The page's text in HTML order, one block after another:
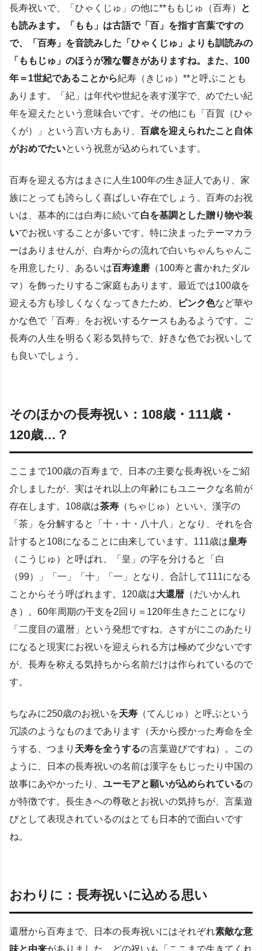
長寿祝いで、「ひゃくじゅ」の他に**ももじゅ（百寿）
と
も読みます。「もも」は古語で「百」を指す言葉ですの
で、「百寿」を音読みした「ひゃくじゅ」よりも訓読みの
「ももじゅ」のほうが雅な響きがありますね。また、100
年＝1世紀であることから紀寿（きじゅ）**と呼ぶことも
あります。「紀」は年代や世紀を表す漢字で、めでたい紀
年を迎えたという意味合いです。その他にも「百賀（ひゃ
くが）」という言い方もあり、 百歳を迎えられたこと自体
がおめでたいという祝意が込められています。
百寿を迎える方はまさに人生100年の生き証人であり、家
族にとっても誇らしく喜ばしい存在でしょう。百寿のお祝
いは、基本的には白寿に続いて白を基調とした贈り物や装
いでお祝いすることが多いです。特に決まったテーマカラ
ーはありませんが、白寿からの流れで白いちゃんちゃんこ
を用意したり、あるいは百寿達磨 （100寿と書かれたダル
マ）を飾ったりするご家庭もあります。最近では100歳を
迎える方も珍しくなくなってきたため、
ピンク色など華や
かな色で「百寿」をお祝いするケースもあるようです。ご
長寿の人生を明るく彩る気持ちで、好きな色でお祝いして
も良いでしょう。
そのほかの長寿祝い：108歳・111歳・
120歳…？
ここまで100歳の百寿まで、日本の主要な長寿祝いをご紹
介しましたが、実はそれ以上の年齢にもユニークな名前が
存在します。108歳は茶寿 （ちゃじゅ）といい、漢字の
「茶」を分解すると「十・十・八十八」となり、それを合
計すると108になることに由来しています。111歳は皇寿
（こうじゅ）と呼ばれ、「皇」の字を分けると「白
（99）」「一」「十」「一」となり、合計して111になる
ことからそう呼ばれます。120歳は大還暦 （だいかんれ
き）。60年周期の干支を2回り＝120年生きたことになり
「二度目の還暦」という発想ですね。さすがにこのあたり
になると現実にお祝いを迎えられる方は極めて少ないです
が、長寿を称える気持ちから名前だけは作られているので
す。
ちなみに250歳のお祝いを天寿 （てんじゅ）と呼ぶという
冗談のようなものまであります​（天から授かった寿命を全
うする、つまり 天寿を全うするの言葉遊びですね）。この
ように、日本の長寿祝いの名前は漢字をもじったり中国の
故事にあやかったり、 ユーモアと願いが込められているの
が特徴です。長生きへの尊敬とお祝いの気持ちが、言葉遊
びとして表現されているのはとても日本的で面白いです
ね。
おわりに：長寿祝いに込める思い
還暦から百寿まで、日本の長寿祝いにはそれぞれ素敵な意